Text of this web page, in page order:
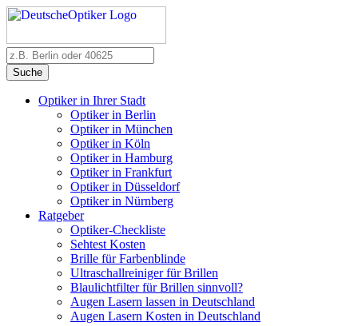
Suche
Optiker in Ihrer Stadt
Optiker in Berlin
Optiker in München
Optiker in Köln
Optiker in Hamburg
Optiker in Frankfurt
Optiker in Düsseldorf
Optiker in Nürnberg
Ratgeber
Optiker-Checkliste
Sehtest Kosten
Brille für Farbenblinde
Ultraschallreiniger für Brillen
Blaulichtfilter für Brillen sinnvoll?
Augen Lasern lassen in Deutschland
Augen Lasern Kosten in Deutschland